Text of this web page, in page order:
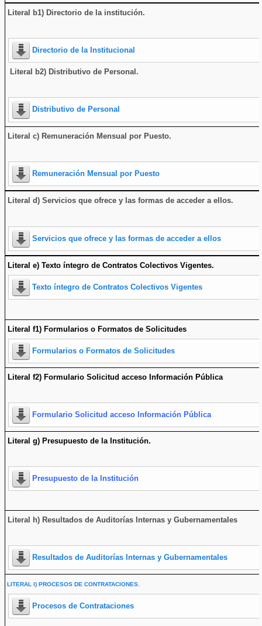
Literal b1) Directorio de la institución.
Directorio de la Institucional
Literal b2) Distributivo de Personal.
Distributivo de Personal
Literal c) Remuneración Mensual por Puesto.
Remuneración Mensual por Puesto
Literal d) Servicios que ofrece y las formas de acceder a ellos.
Servicios que ofrece y las formas de acceder a ellos
Literal e) Texto íntegro de Contratos Colectivos Vigentes.
Texto íntegro de Contratos Colectivos Vigentes
Literal f1) Formularios o Formatos de Solicitudes
Formularios o Formatos de Solicitudes
Literal f2) Formulario Solicitud acceso Información Pública
Formulario Solicitud acceso Información Pública
Literal g) Presupuesto de la Institución.
Presupuesto de la Institución
Literal h) Resultados de Auditorías Internas y Gubernamentales
Resultados de Auditorías Internas y Gubernamentales
LITERAL I) PROCESOS DE CONTRATACIONES.
Procesos de Contrataciones